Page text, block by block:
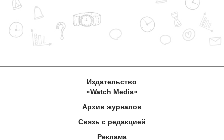
Издательство
«Watch Media»
Архив журналов
Связь с редакцией
Реклама